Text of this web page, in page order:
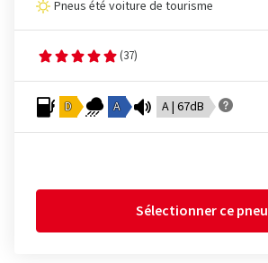
Pneus été voiture de tourisme
(37)
D A A | 67dB
Sélectionner ce pneu